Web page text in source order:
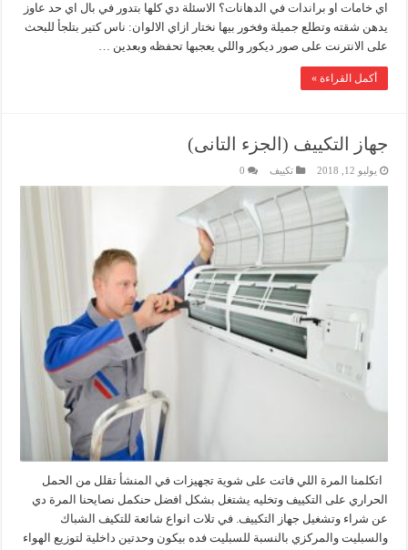
اي خامات او براندات في الدهانات؟ الاسئلة دي كلها بتدور في بال اي حد عاوز
يدهن شقته وتطلع جميلة وفخور بيها نختار ازاي الالوان: ناس كتير بتلجأ للبحث
على الانترنت على صور ديكور واللي يعجبها تحفظه وبعدين …
أكمل القراءة »
جهاز التكييف (الجزء التانى)
يوليو 12, 2018 تكييف 0
اتكلمنا المرة اللي فاتت على شوية تجهيزات في المنشأ تقلل من الحمل
الحراري على التكييف وتخليه يشتغل بشكل افضل حنكمل نصايحنا المرة دي
عن شراء وتشغيل جهاز التكييف. في تلات انواع شائعة للتكيف الشباك
والسبليت والمركزي بالنسبة للسبليت فده بيكون وحدتين داخلية لتوزيع الهواء